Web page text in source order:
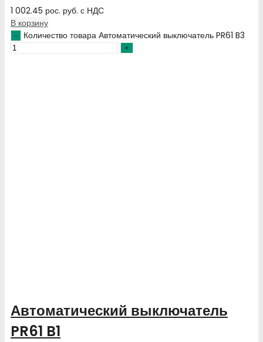
1 002.45 рос. руб. с НДС
В корзину
Количество товара Автоматический выключатель PR61 B3
Автоматический выключатель
PR61 B1